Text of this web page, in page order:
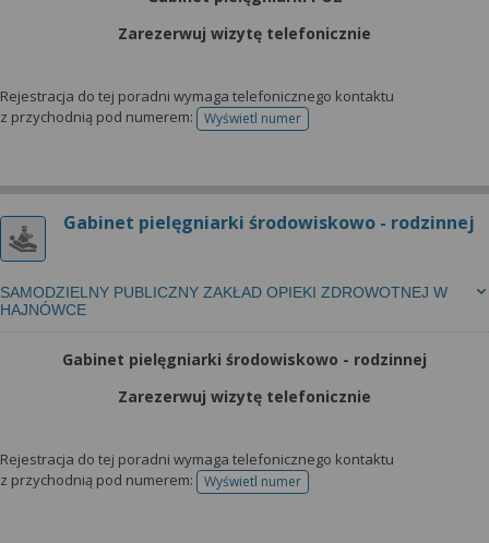
Zarezerwuj wizytę telefonicznie
Rejestracja do tej poradni wymaga telefonicznego kontaktu
z przychodnią pod numerem:
Wyświetl numertelefonu do rejestracji
Gabinet pielęgniarki środowiskowo - rodzinnej
SAMODZIELNY PUBLICZNY ZAKŁAD OPIEKI ZDROWOTNEJ W
HAJNÓWCE
Gabinet pielęgniarki środowiskowo - rodzinnej
Zarezerwuj wizytę telefonicznie
Rejestracja do tej poradni wymaga telefonicznego kontaktu
z przychodnią pod numerem:
Wyświetl numertelefonu do rejestracji